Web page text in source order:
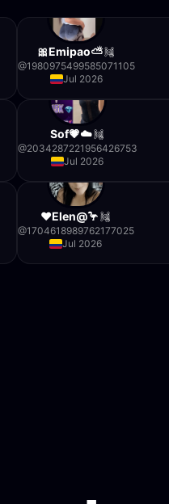
🎀Emipao⛅️
@1980975499585071105
Jul 2026
Sof💗☁️
@2034287221956426753
Jul 2026
❤️Elen@🦩
@1704618989762177025
Jul 2026